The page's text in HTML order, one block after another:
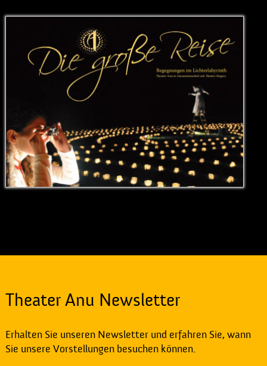
Theater Anu Newsletter
Erhalten Sie unseren Newsletter und erfahren Sie, wann
Sie unsere Vorstellungen besuchen können.